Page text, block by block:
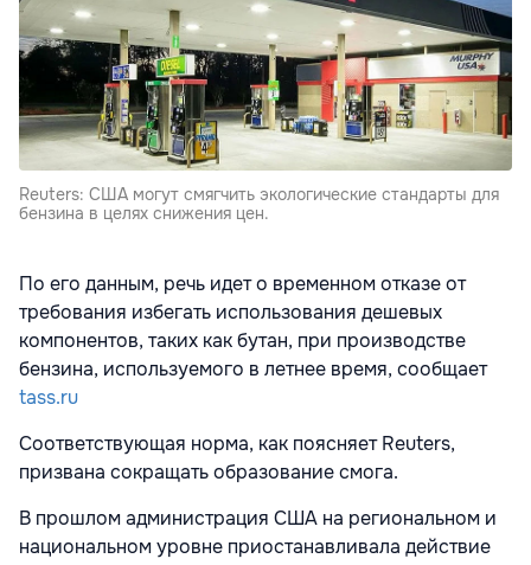
Reuters: США могут смягчить экологические стандарты для
бензина в целях снижения цен.
По его данным, речь идет о временном отказе от
требования избегать использования дешевых
компонентов, таких как бутан, при производстве
бензина, используемого в летнее время, сообщает
tass.ru
Соответствующая норма, как поясняет Reuters,
призвана сокращать образование смога.
В прошлом администрация США на региональном и
национальном уровне приостанавливала действие